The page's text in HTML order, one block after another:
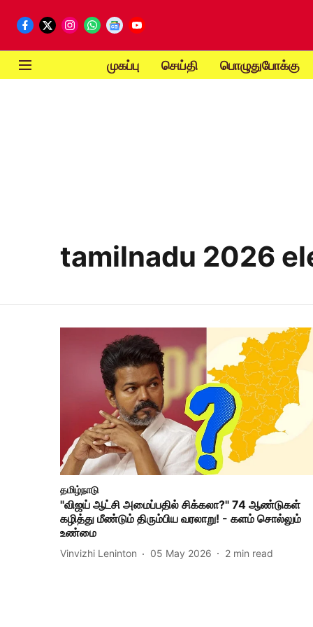
முகப்பு செய்தி பொழுதுபோக்கு
tamilnadu 2026
தமிழ்நாடு
"விஜய் ஆட்சி அமைப்பதில் சிக்கலா?" 74 ஆண்டுகள்
கழித்து மீண்டும் திரும்பிய வரலாறு! - களம் சொல்லும்
உண்மை
Vinvizhi Leninton 05 May 2026 2 min read